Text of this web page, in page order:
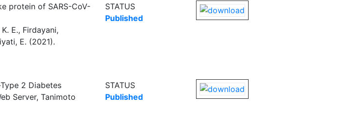
protein of SARS-CoV-
E., Firdayani,
E. (2021).
STATUS
Published
2 Diabetes
Server, Tanimoto
STATUS
Published